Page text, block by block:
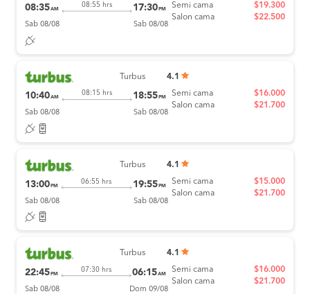
08:35AM
08:55 hrs 17:30 PM
Sab 08/08 Sab 08/08
Semi cama
Salon cama
$19.300
$22.500
Turbus 4.1
10:40AM
08:15 hrs 18:55PM
Sab 08/08 Sab 08/08
Semi cama
Salon cama
$16.000
$21.700
Turbus 4.1
13:00 PM
06:55 hrs 19:55 PM
Sab 08/08 Sab 08/08
Semi cama
Salon cama
$15.000
$21.700
Turbus 4.1
22:45 PM
07:30 hrs 06:15AM
Sab 08/08 Dom 09/08
Semi cama
Salon cama
$16.000
$21.700